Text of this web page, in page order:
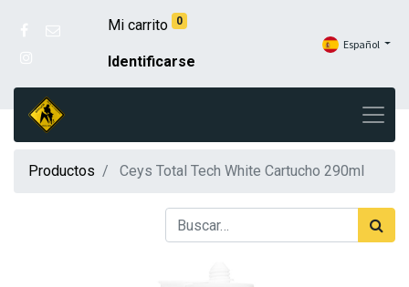
Mi carrito 0
Identificarse
Español
Productos Ceys Total Tech White Cartucho 290ml